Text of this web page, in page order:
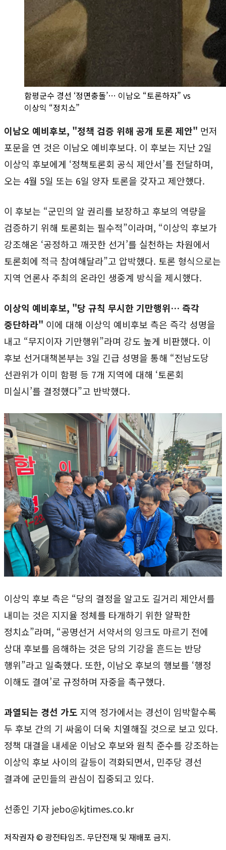
함평군수 경선 ‘정면충돌’… 이남오 “토론하자” vs
이상익 “정치쇼”
이남오 예비후보, "정책 검증 위해 공개 토론 제안" 먼저
포문을 연 것은 이남오 예비후보다. 이 후보는 지난 2일
이상익 후보에게 ‘정책토론회 공식 제안서’를 전달하며,
오는 4월 5일 또는 6일 양자 토론을 갖자고 제안했다.
이 후보는 “군민의 알 권리를 보장하고 후보의 역량을
검증하기 위해 토론회는 필수적”이라며, “이상익 후보가
강조해온 ‘공정하고 깨끗한 선거’를 실천하는 차원에서
토론회에 적극 참여해달라”고 압박했다. 토론 형식으로는
지역 언론사 주최의 온라인 생중계 방식을 제시했다.
이상익 예비후보, "당 규칙 무시한 기만행위… 즉각
중단하라" 이에 대해 이상익 예비후보 측은 즉각 성명을
내고 “무지이자 기만행위”라며 강도 높게 비판했다. 이
후보 선거대책본부는 3일 긴급 성명을 통해 “전남도당
선관위가 이미 함평 등 7개 지역에 대해 ‘토론회
미실시’를 결정했다”고 반박했다.
이상익 후보 측은 “당의 결정을 알고도 길거리 제안서를
내미는 것은 지지율 정체를 타개하기 위한 얄팍한
정치쇼”라며, “공명선거 서약서의 잉크도 마르기 전에
상대 후보를 음해하는 것은 당의 기강을 흔드는 반당
행위”라고 일축했다. 또한, 이남오 후보의 행보를 ‘행정
이해도 결여’로 규정하며 자중을 촉구했다.
과열되는 경선 가도 지역 정가에서는 경선이 임박할수록
두 후보 간의 기 싸움이 더욱 치열해질 것으로 보고 있다.
정책 대결을 내세운 이남오 후보와 원칙 준수를 강조하는
이상익 후보 사이의 갈등이 격화되면서, 민주당 경선
결과에 군민들의 관심이 집중되고 있다.
선종인 기자 jebo@kjtimes.co.kr
저작권자 ©광전타임즈. 무단전재 및 재배포 금지.